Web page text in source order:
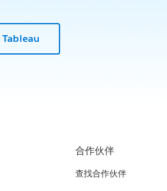
Tableau
合作伙伴
查找合作伙伴